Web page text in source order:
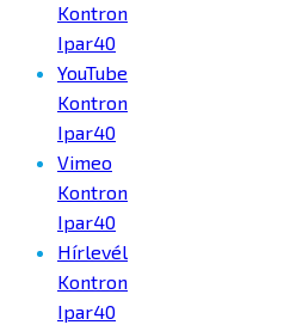
Kontron
Ipar40
YouTube
Kontron
Ipar40
Vimeo
Kontron
Ipar40
Hírlevél
Kontron
Ipar40